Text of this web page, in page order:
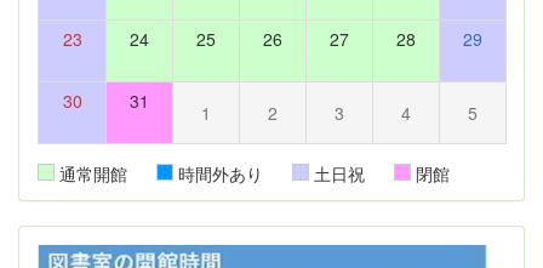
23 24 25 26 27 28 29
30 31 1 2 3 4 5
通常開館 時間外あり 土日祝 閉館